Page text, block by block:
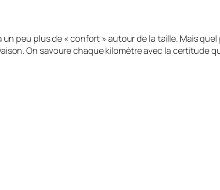
peu plus de « confort » autour de la taille. Mais
On savoure chaque kilomètre avec la certitude